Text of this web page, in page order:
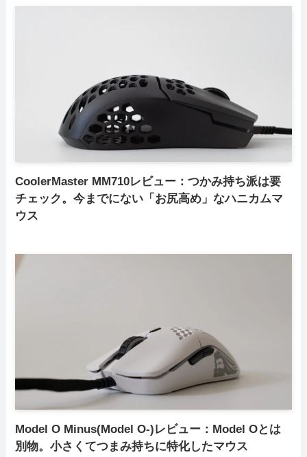
CoolerMaster MM710レビュー：つかみ持ち派は要
チェック。今までにない「お尻高め」なハニカムマ
ウス
Model O Minus(Model O-)レビュー：Model Oとは
別物。小さくてつまみ持ちに特化したマウス